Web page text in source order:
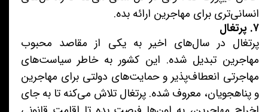
انسانی‌تری برای مهاجرین ارائه بده.
۷. پرتغال
پرتغال در سال‌های اخیر به یکی از مقاصد محبوب
مهاجرین تبدیل شده. این کشور به خاطر سیاست‌های
مهاجرتی انعطاف‌پذیر و حمایت‌های دولتی برای مهاجرین
و پناهجویان، معروف شده. پرتغال تلاش می‌کنه تا به جای